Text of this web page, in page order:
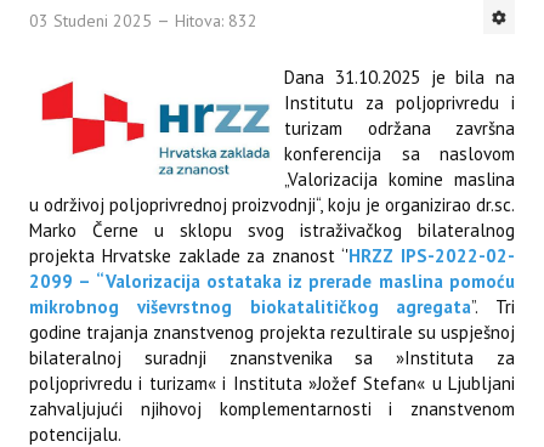
03 Studeni 2025 Hitova: 832
Dana 31.10.2025 je bila na
Institutu za poljoprivredu i
turizam održana završna
konferencija sa naslovom
„Valorizacija komine maslina
u održivoj poljoprivrednoj proizvodnji“, koju je organizirao dr.sc.
Marko Černe u sklopu svog istraživačkog bilateralnog
projekta Hrvatske zaklade za znanost ‘'HRZZ IPS-2022-02-
2099 – “Valorizacija ostataka iz prerade maslina pomoću
mikrobnog viševrstnog biokatalitičkog agregata”. Tri
godine trajanja znanstvenog projekta rezultirale su uspješnoj
bilateralnoj suradnji znanstvenika sa »Instituta za
poljoprivredu i turizam« i Instituta »Jožef Stefan« u Ljubljani
zahvaljujući njihovoj komplementarnosti i znanstvenom
potencijalu.